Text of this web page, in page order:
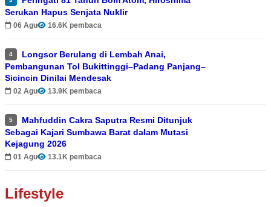
Serukan Hapus Senjata Nuklir
06 Agu 16.6K pembaca
4
Longsor Berulang di Lembah Anai,
Pembangunan Tol Bukittinggi–Padang Panjang–
Sicincin Dinilai Mendesak
02 Agu 13.9K pembaca
5
Mahfuddin Cakra Saputra Resmi Ditunjuk
Sebagai Kajari Sumbawa Barat dalam Mutasi
Kejagung 2026
01 Agu 13.1K pembaca
Lifestyle